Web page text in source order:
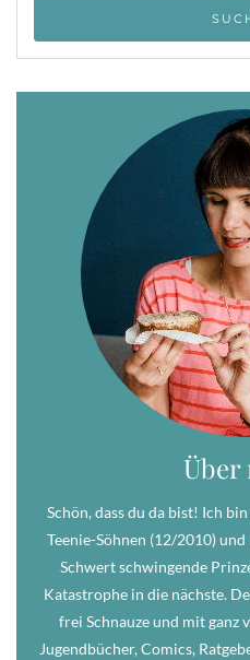
Über
Schön, dass du da bist! Ich
Teenie-Söhnen (12/2010)
Schwert schwingende
Katastrophe in die nächste.
frei Schnauze und mit ganz
Jugendbücher, Comics,